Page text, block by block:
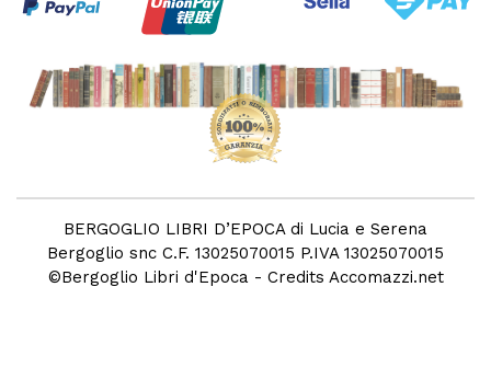
BERGOGLIO LIBRI D’EPOCA di Lucia e Serena
Bergoglio snc C.F. 13025070015 P.IVA 13025070015
©Bergoglio Libri d'Epoca - Credits Accomazzi.net